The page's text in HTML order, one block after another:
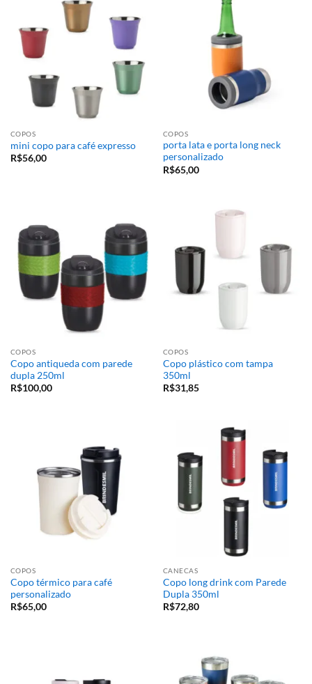
COPOS
mini copo para café expresso
R$56,00
COPOS
porta lata e porta long neck
personalizado
R$65,00
COPOS
Copo antiqueda com parede
dupla 250ml
R$100,00
COPOS
Copo plástico com tampa
350ml
R$31,85
COPOS
Copo térmico para café
personalizado
R$65,00
CANECAS
Copo long drink com Parede
Dupla 350ml
R$72,80